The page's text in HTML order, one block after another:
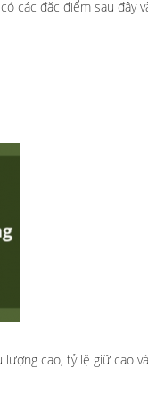
các đặc điểm sau
cao, tỷ lệ giữ cao